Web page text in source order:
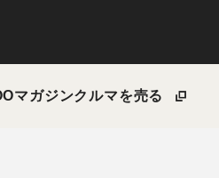
マガジンクルマを売る